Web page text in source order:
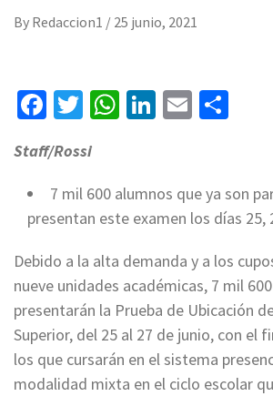
By Redaccion1 / 25 junio, 2021
Facebook
Twitter
WhatsApp
LinkedIn
Email
Staff/Rossi
7 mil 600 alumnos que ya son
presentan este examen los días 25,
Debido a la alta demanda y a los
nueve unidades académicas, 7 mil
presentarán la Prueba de Ubicación
Superior, del 25 al 27 de junio, con el
los que cursarán en el sistema
modalidad mixta en el ciclo escolar